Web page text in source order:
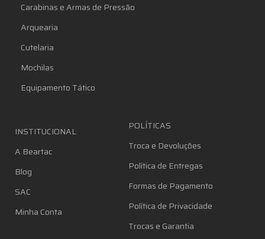
Carabinas e Armas de Pressão
Arquearia
Cutelaria
Mochilas
Equipamento Tático
INSTITUCIONAL
A Beartac
Blog
SAC
Minha Conta
POLÍTICAS
Troca e Devoluções
Política de Entregas
Formas de Pagamento
Política de Privacidade
Trocas e Garantia